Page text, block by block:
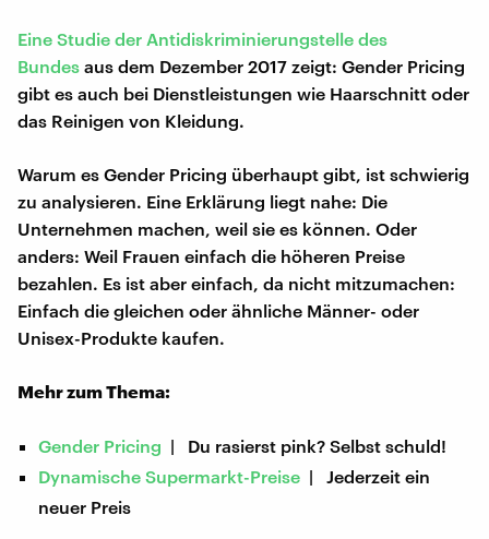
Eine Studie der Antidiskriminierungstelle des
Bundes aus dem Dezember 2017 zeigt: Gender Pricing
gibt es auch bei Dienstleistungen wie Haarschnitt oder
das Reinigen von Kleidung.
Warum es Gender Pricing überhaupt gibt, ist schwierig
zu analysieren. Eine Erklärung liegt nahe: Die
Unternehmen machen, weil sie es können. Oder
anders: Weil Frauen einfach die höheren Preise
bezahlen. Es ist aber einfach, da nicht mitzumachen:
Einfach die gleichen oder ähnliche Männer- oder
Unisex-Produkte kaufen.
Mehr zum Thema:
Gender Pricing | Du rasierst pink? Selbst schuld!
Dynamische Supermarkt-Preise | Jederzeit ein
neuer Preis